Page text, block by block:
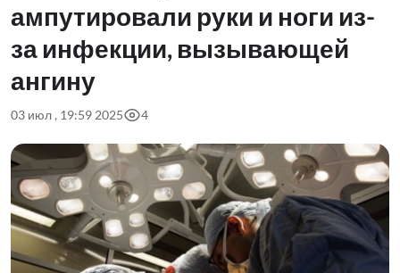
ампутировали руки и ноги из-
за инфекции, вызывающей
ангину
03 июл , 19:59 2025 4